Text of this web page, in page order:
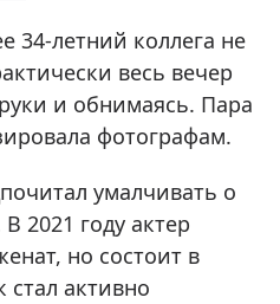
34-летний коллега не
весь вечер
и обнимаясь. Пара
фотографам.
умалчивать о
2021 году актер
но состоит в
активно